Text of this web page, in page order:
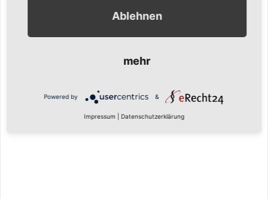
Ablehnen
mehr
Powered by &
Impressum Datenschutzerklärung